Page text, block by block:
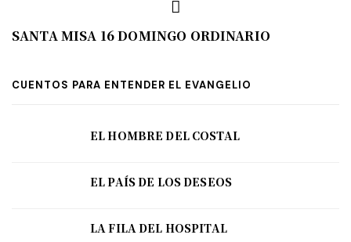
SANTA MISA 16 DOMINGO ORDINARIO
CUENTOS PARA ENTENDER EL EVANGELIO
EL HOMBRE DEL COSTAL
EL PAÍS DE LOS DESEOS
LA FILA DEL HOSPITAL